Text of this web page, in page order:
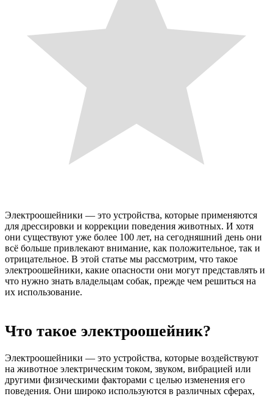
Электроошейники — это устройства, которые применяются
для дрессировки и коррекции поведения животных. И хотя
они существуют уже более 100 лет, на сегодняшний день они
всё больше привлекают внимание, как положительное, так и
отрицательное. В этой статье мы рассмотрим, что такое
электроошейники, какие опасности они могут представлять и
что нужно знать владельцам собак, прежде чем решиться на
их использование.
Что такое электроошейник?
Электроошейники — это устройства, которые воздействуют
на животное электрическим током, звуком, вибрацией или
другими физическими факторами с целью изменения его
поведения. Они широко используются в различных сферах,